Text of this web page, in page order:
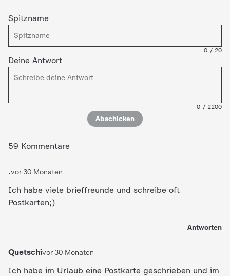
n
e
Spitzname
0 / 20
Deine Antwort
0 / 2200
Abschicken
59 Kommentare
.vor 30 Monaten
Ich habe viele brieffreunde und schreibe oft
Postkarten;)
Antworten
Quetschivor 30 Monaten
Ich habe im Urlaub eine Postkarte geschrieben und im